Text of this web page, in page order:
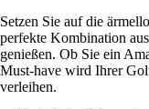
Setzen Sie auf die
perfekte Kombination
genießen. Ob Sie ein
Must-have wird Ihrer
verleihen.